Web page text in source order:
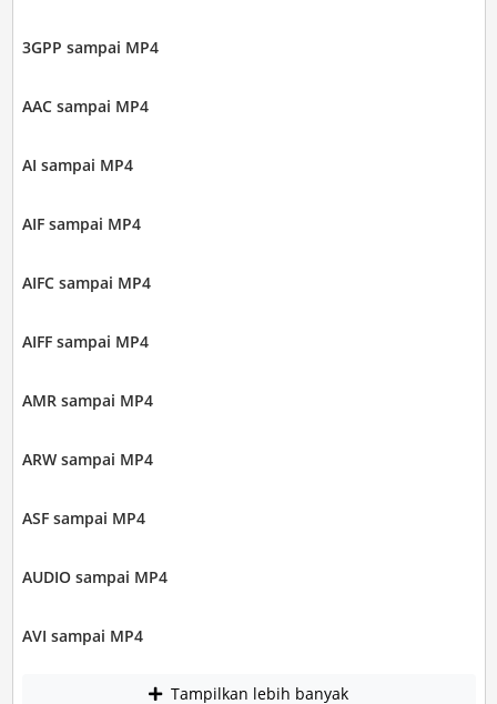
3GPP sampai MP4
AAC sampai MP4
AI sampai MP4
AIF sampai MP4
AIFC sampai MP4
AIFF sampai MP4
AMR sampai MP4
ARW sampai MP4
ASF sampai MP4
AUDIO sampai MP4
AVI sampai MP4
Tampilkan lebih banyak